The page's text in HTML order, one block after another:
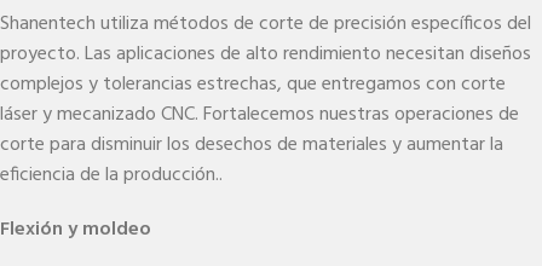
Shanentech utiliza métodos de corte de precisión específicos del
proyecto. Las aplicaciones de alto rendimiento necesitan diseños
complejos y tolerancias estrechas, que entregamos con corte
láser y mecanizado CNC. Fortalecemos nuestras operaciones de
corte para disminuir los desechos de materiales y aumentar la
eficiencia de la producción..
Flexión y moldeo